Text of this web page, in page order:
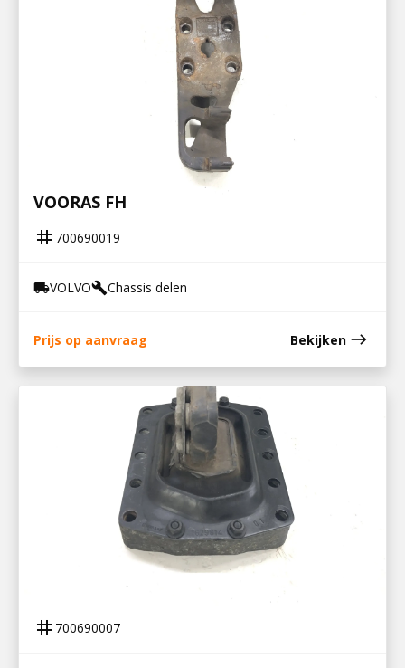
STEUN V STABILISATOR EN LUCHTBALG
VOORAS FH
tag 700690019
local_shippingVOLVObuildChassis delen
Prijs op aanvraag Bekijken east
MOTORSTEUN ACHTER VOLVO FH12
tag 700690007